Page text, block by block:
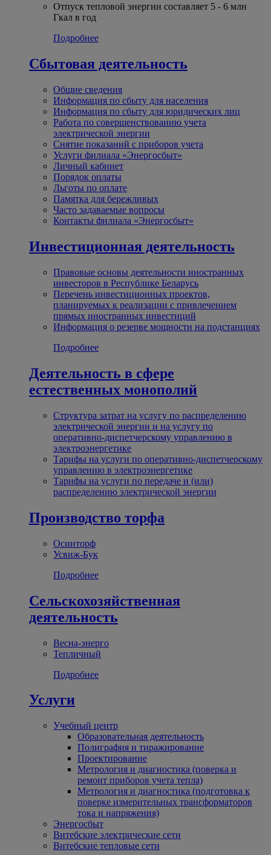
Отпуск тепловой энергии составляет 5 - 6 млн
Гкал в год
Подробнее
Сбытовая деятельность
Общие сведения
Информация по сбыту для населения
Информация по сбыту для юридических лиц
Работа по совершенствованию учета
электрической энергии
Снятие показаний с приборов учета
Услуги филиала «Энергосбыт»
Личный кабинет
Порядок оплаты
Льготы по оплате
Памятка для бережливых
Часто задаваемые вопросы
Контакты филиала «Энергосбыт»
Инвестиционная деятельность
Правовые основы деятельности иностранных
инвесторов в Республике Беларусь
Перечень инвестиционных проектов,
планируемых к реализации с привлечением
прямых иностранных инвестиций
Информация о резерве мощности на подстанциях
Подробнее
Деятельность в сфере
естественных монополий
Структура затрат на услугу по распределению
электрической энергии и на услугу по
оперативно-диспетчерскому управлению в
электроэнергетике
Тарифы на услуги по оперативно-диспетчерскому
управлению в электроэнергетике
Тарифы на услуги по передаче и (или)
распределению электрической энергии
Производство торфа
Осинторф
Усвиж-Бук
Подробнее
Сельскохозяйственная
деятельность
Весна-энерго
Тепличный
Подробнее
Услуги
Учебный центр
Образовательная деятельность
Полиграфия и тиражирование
Проектирование
Метрология и диагностика (поверка и
ремонт приборов учета тепла)
Метрология и диагностика (подготовка к
поверке измерительных трансформаторов
тока и напряжения)
Энергосбыт
Витебские электрические сети
Витебские тепловые сети